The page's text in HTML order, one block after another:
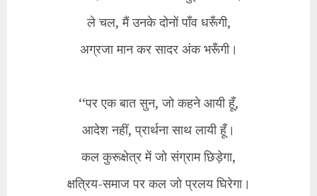
ले चल, मैं उनके दोनों पाँव धरूँगी,
अग्रजा मान कर सादर अंक भरूँगी।
‘‘पर एक बात सुन, जो कहने आयी हूँ,
आदेश नहीं, प्रार्थना साथ लायी हूँ।
कल कुरूक्षेत्र में जो संग्राम छिड़ेगा,
क्षत्रिय-समाज पर कल जो प्रलय घिरेगा।